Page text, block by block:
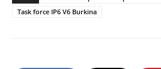
Task force IP6 V6 Burkina